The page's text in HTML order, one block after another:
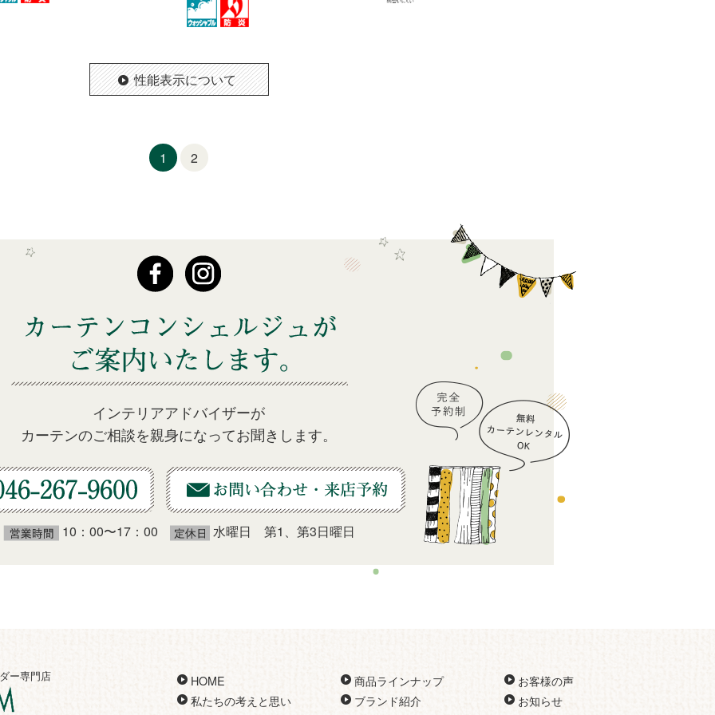
性能表示について
1 2
インテリアアドバイザーが
カーテンのご相談を親身になってお聞きします。
10：00〜17：00 水曜日 第1、第3日曜日
ー専門店
HOME
私たちの考えと思い
商品ラインナップ
ブランド紹介
お客様の声
お知らせ